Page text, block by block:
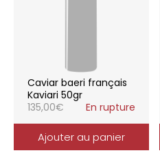
Caviar baeri français
Kaviari 50gr
135,00€ En rupture
Ajouter au panier